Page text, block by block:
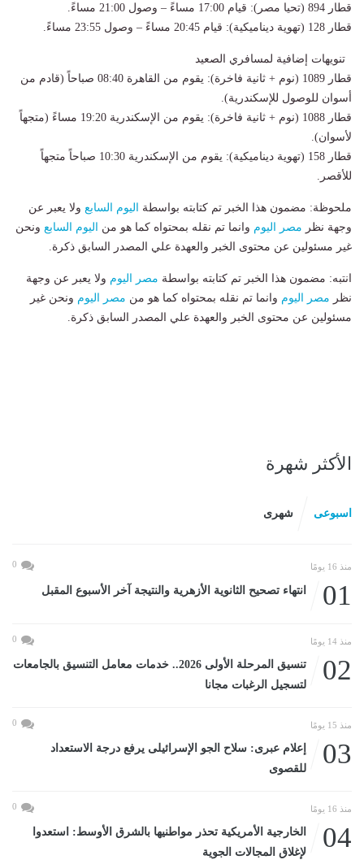
قطار 894 (تحيا مصر): قيام 17:00 مساءً – وصول 21:00 مساءً.
قطار 128 (تهوية ديناميكية): قيام 20:45 مساءً – وصول 23:55 مساءً.
تنويهات إضافية لمسافري الصعيد
قطار 1089 (نوم + ثانية فاخرة): يقوم من القاهرة 08:40 صباحاً (قادم من
أسوان للوصول للإسكندرية).
قطار 1088 (نوم + ثانية فاخرة): يقوم من الإسكندرية 19:20 مساءً (متجهاً
لأسوان).
قطار 158 (تهوية ديناميكية): يقوم من الإسكندرية 10:30 صباحاً متجهاً
للأقصر.
ملحوظة: مضمون هذا الخبر تم كتابته بواسطة اليوم السابع ولا يعبر عن
وجهة نظر مصر اليوم وانما تم نقله بمحتواه كما هو من اليوم السابع ونحن
غير مسئولين عن محتوى الخبر والعهدة علي المصدر السابق ذكرة.
انتبه: مضمون هذا الخبر تم كتابته بواسطة مصر اليوم ولا يعبر عن وجهة
نظر مصر اليوم وانما تم نقله بمحتواه كما هو من مصر اليوم ونحن غير
مسئولين عن محتوى الخبر والعهدة علي المصدر السابق ذكرة.
الأكثر شهرة
اسبوعى شهرى
منذ 16 يومًا 0
01 انتهاء تصحيح الثانوية الأزهرية والنتيجة آخر الأسبوع المقبل
منذ 14 يومًا 0
02
تنسيق المرحلة الأولى 2026.. خدمات معامل التنسيق بالجامعات
لتسجيل الرغبات مجانا
منذ 15 يومًا 0
03
إعلام عبرى: سلاح الجو الإسرائيلى يرفع درجة الاستعداد
للقصوى
منذ 16 يومًا 0
04
الخارجية الأمريكية تحذر مواطنيها بالشرق الأوسط: استعدوا
لإغلاق المجالات الجوية